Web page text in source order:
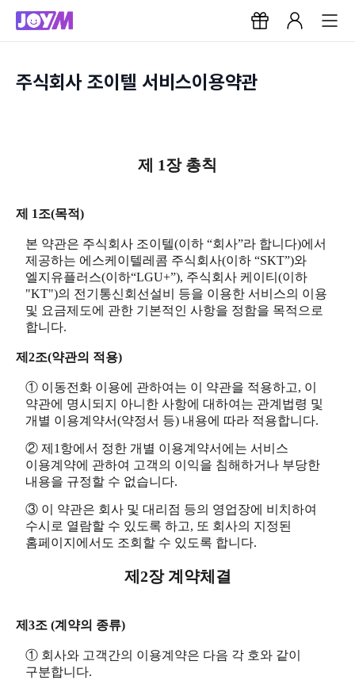
주식회사 조이텔 서비스이용약관
제 1장 총칙
제 1조(목적)
본 약관은 주식회사 조이텔(이하 “회사”라 합니다)에서
제공하는 에스케이텔레콤 주식회사(이하 “SKT”)와
엘지유플러스(이하“LGU+”), 주식회사 케이티(이하
"KT")의 전기통신회선설비 등을 이용한 서비스의 이용
및 요금제도에 관한 기본적인 사항을 정함을 목적으로
합니다.
제2조(약관의 적용)
① 이동전화 이용에 관하여는 이 약관을 적용하고, 이
약관에 명시되지 아니한 사항에 대하여는 관계법령 및
개별 이용계약서(약정서 등) 내용에 따라 적용합니다.
② 제1항에서 정한 개별 이용계약서에는 서비스
이용계약에 관하여 고객의 이익을 침해하거나 부당한
내용을 규정할 수 없습니다.
③ 이 약관은 회사 및 대리점 등의 영업장에 비치하여
수시로 열람할 수 있도록 하고, 또 회사의 지정된
홈페이지에서도 조회할 수 있도록 합니다.
제2장 계약체결
제3조 (계약의 종류)
① 회사와 고객간의 이용계약은 다음 각 호와 같이
구분합니다.